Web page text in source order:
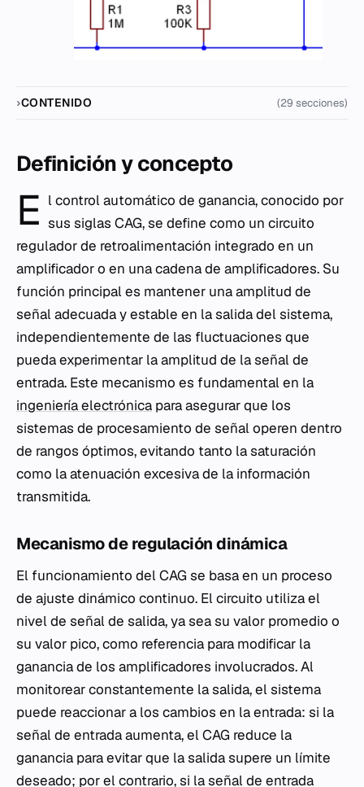
CONTENIDO (29 secciones)
Definición y concepto
E l control automático de ganancia, conocido por
sus siglas CAG, se define como un circuito
regulador de retroalimentación integrado en un
amplificador o en una cadena de amplificadores. Su
función principal es mantener una amplitud de
señal adecuada y estable en la salida del sistema,
independientemente de las fluctuaciones que
pueda experimentar la amplitud de la señal de
entrada. Este mecanismo es fundamental en la
ingeniería electrónica para asegurar que los
sistemas de procesamiento de señal operen dentro
de rangos óptimos, evitando tanto la saturación
como la atenuación excesiva de la información
transmitida.
Mecanismo de regulación dinámica
El funcionamiento del CAG se basa en un proceso
de ajuste dinámico continuo. El circuito utiliza el
nivel de señal de salida, ya sea su valor promedio o
su valor pico, como referencia para modificar la
ganancia de los amplificadores involucrados. Al
monitorear constantemente la salida, el sistema
puede reaccionar a los cambios en la entrada: si la
señal de entrada aumenta, el CAG reduce la
ganancia para evitar que la salida supere un límite
deseado; por el contrario, si la señal de entrada